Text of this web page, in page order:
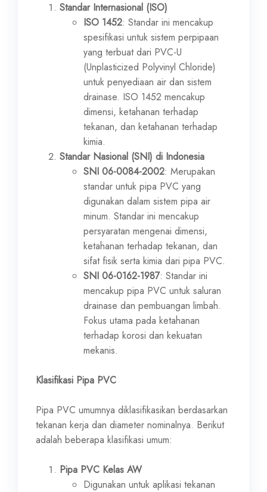
Standar Internasional (ISO)
ISO 1452: Standar ini mencakup
spesifikasi untuk sistem perpipaan
yang terbuat dari PVC-U
(Unplasticized Polyvinyl Chloride)
untuk penyediaan air dan sistem
drainase. ISO 1452 mencakup
dimensi, ketahanan terhadap
tekanan, dan ketahanan terhadap
kimia.
Standar Nasional (SNI) di Indonesia
SNI 06-0084-2002: Merupakan
standar untuk pipa PVC yang
digunakan dalam sistem pipa air
minum. Standar ini mencakup
persyaratan mengenai dimensi,
ketahanan terhadap tekanan, dan
sifat fisik serta kimia dari pipa PVC.
SNI 06-0162-1987: Standar ini
mencakup pipa PVC untuk saluran
drainase dan pembuangan limbah.
Fokus utama pada ketahanan
terhadap korosi dan kekuatan
mekanis.
Klasifikasi Pipa PVC
Pipa PVC umumnya diklasifikasikan berdasarkan
tekanan kerja dan diameter nominalnya. Berikut
adalah beberapa klasifikasi umum:
Pipa PVC Kelas AW
Digunakan untuk aplikasi tekanan